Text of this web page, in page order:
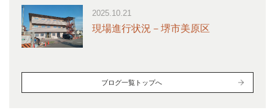
2025.10.21
現場進行状況－堺市美原区
ブログ一覧トップへ